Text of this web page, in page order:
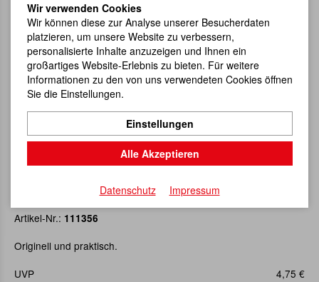
Grillzange mit Flaschenöffner
Artikel-Nr.: 111356
Originell und praktisch.
UVP
4,75 €
Wir verwenden Cookies
Wir können diese zur Analyse unserer Besucherdaten
platzieren, um unsere Website zu verbessern,
personalisierte Inhalte anzuzeigen und Ihnen ein
großartiges Website-Erlebnis zu bieten. Für weitere
Informationen zu den von uns verwendeten Cookies öffnen
Sie die Einstellungen.
Einstellungen
Alle Akzeptieren
Datenschutz Impressum